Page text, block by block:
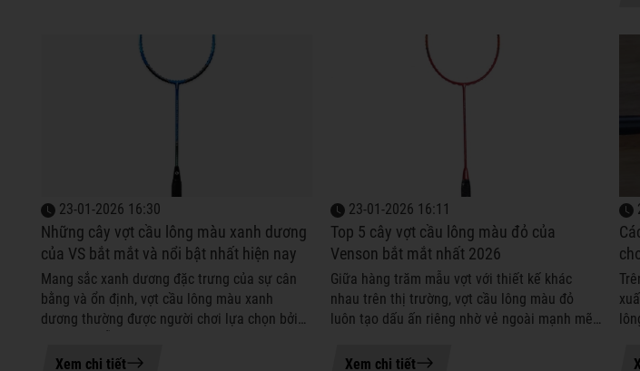
23-01-2026 16:30
Những cây vợt cầu lông màu xanh dương
của VS bắt mắt và nổi bật nhất hiện nay
Mang sắc xanh dương đặc trưng của sự cân
bằng và ổn định, vợt cầu lông màu xanh
dương thường được người chơi lựa chọn bởi
Không quá rực rỡ nhưng vẫn đủ nổi ...
Xem chi tiết
23-01-2026 16:11
Top 5 cây vợt cầu lông màu đỏ của
Venson bắt mắt nhất 2026
Giữa hàng trăm mẫu vợt với thiết kế khác
nhau trên thị trường, vợt cầu lông màu đỏ
luôn tạo dấu ấn riêng nhờ vẻ ngoài mạnh mẽ,
cùng VS Sports đi khám p...
Xem chi tiết